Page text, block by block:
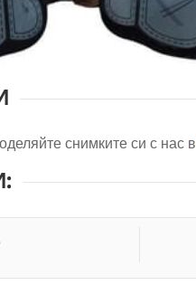
снимките си с нас в